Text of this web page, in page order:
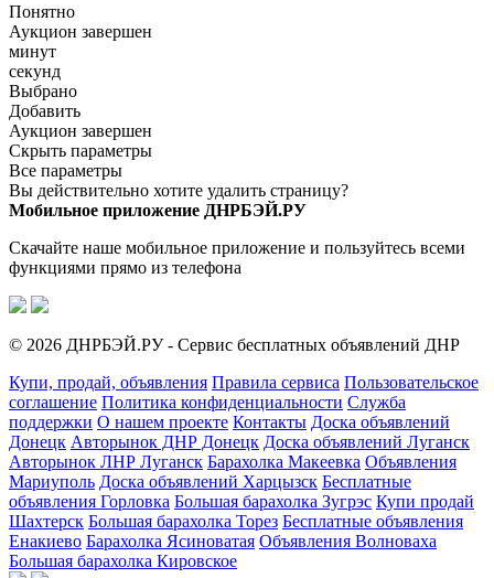
Понятно
Аукцион завершен
минут
секунд
Выбрано
Добавить
Аукцион завершен
Скрыть параметры
Все параметры
Вы действительно хотите удалить страницу?
Мобильное приложение ДНРБЭЙ.РУ
Скачайте наше мобильное приложение и пользуйтесь всеми
функциями прямо из телефона
© 2026 ДНРБЭЙ.РУ - Сервис бесплатных объявлений ДНР
Купи, продай, объявления Правила сервиса Пользовательское
соглашение Политика конфиденциальности Служба
поддержки О нашем проекте Контакты Доска объявлений
Донецк Авторынок ДНР Донецк Доска объявлений Луганск
Авторынок ЛНР Луганск Барахолка Макеевка Объявления
Мариуполь Доска объявлений Харцызск Бесплатные
объявления Горловка Большая барахолка Зугрэс Купи продай
Шахтерск Большая барахолка Торез Бесплатные объявления
Енакиево Барахолка Ясиноватая Объявления Волноваха
Большая барахолка Кировское